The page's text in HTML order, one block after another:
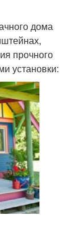
дома
прочного
установки: